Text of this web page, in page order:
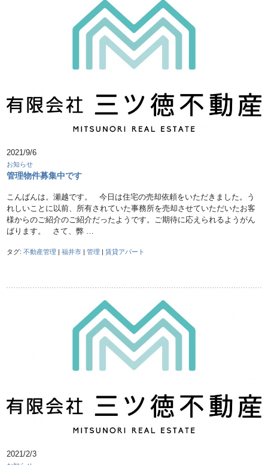
2021/9/6
お知らせ
管理物件募集中です
こんばんは。瀬越です。 今日は住宅の売却依頼をいただきました。う
れしいことに以前、所有されていた事務所を売却させていただいたお客
様からのご紹介のご紹介だったようです。ご期待に応えられるようがん
ばります。 さて、弊 …
タグ:不動産管理 |福井市 |管理 |賃貸アパート
2021/2/3